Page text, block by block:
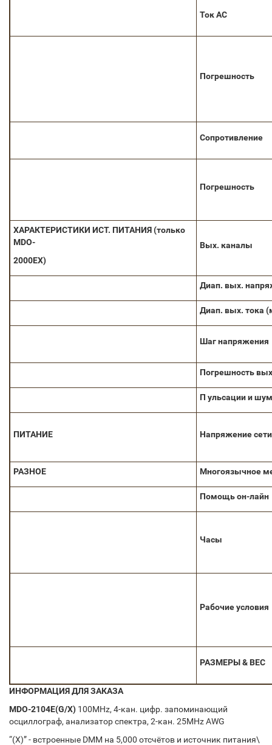
Ток AC
Погрешность
Сопротивление
Погрешность
ХАРАКТЕРИСТИКИ ИСТ. ПИТАНИЯ(только
MDO-
2000EX)
Вых. каналы
Диап. вых.
Диап. вых. тока
Шаг напряжения
Погрешность
П ульсации и шум
ПИТАНИЕ Напряжениесети
РАЗНОЕ Многоязычное
Помощь он-лайн
Часы
Рабочие условия
РАЗМЕРЫ & ВЕС
ИНФОРМАЦИЯ ДЛЯ ЗАКАЗА
MDO-2104E(G/X) 100MHz, 4-кан. цифр. запоминающий
осциллограф, анализатор спектра, 2-кан. 25MHz AWG
“(X)” - встроенные DMM на 5,000 отсчётов и источник питания\